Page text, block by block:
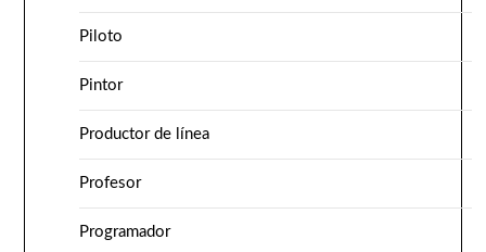
Piloto
Pintor
Productor de línea
Profesor
Programador